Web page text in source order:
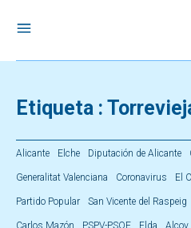
Etiqueta :
Alicante Elche Diputación de Alicante
Generalitat Valenciana Coronavirus El
Partido Popular San Vicente del Raspeig
Carlos Mazón PSPV-PSOE Elda Alcoy